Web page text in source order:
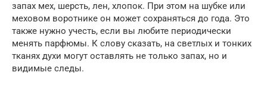
запах мех, шерсть, лен, хлопок. При этом на шубке или
меховом воротнике он может сохраняться до года. Это
также нужно учесть, если вы любите периодически
менять парфюмы. К слову сказать, на светлых и тонких
тканях духи могут оставлять не только запах, но и
видимые следы.